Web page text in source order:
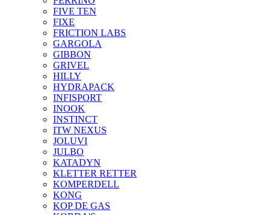
FIVE TEN
FIXE
FRICTION LABS
GARGOLA
GIBBON
GRIVEL
HILLY
HYDRAPACK
INFISPORT
INOOK
INSTINCT
ITW NEXUS
JOLUVI
JULBO
KATADYN
KLETTER RETTER
KOMPERDELL
KONG
KOP DE GAS